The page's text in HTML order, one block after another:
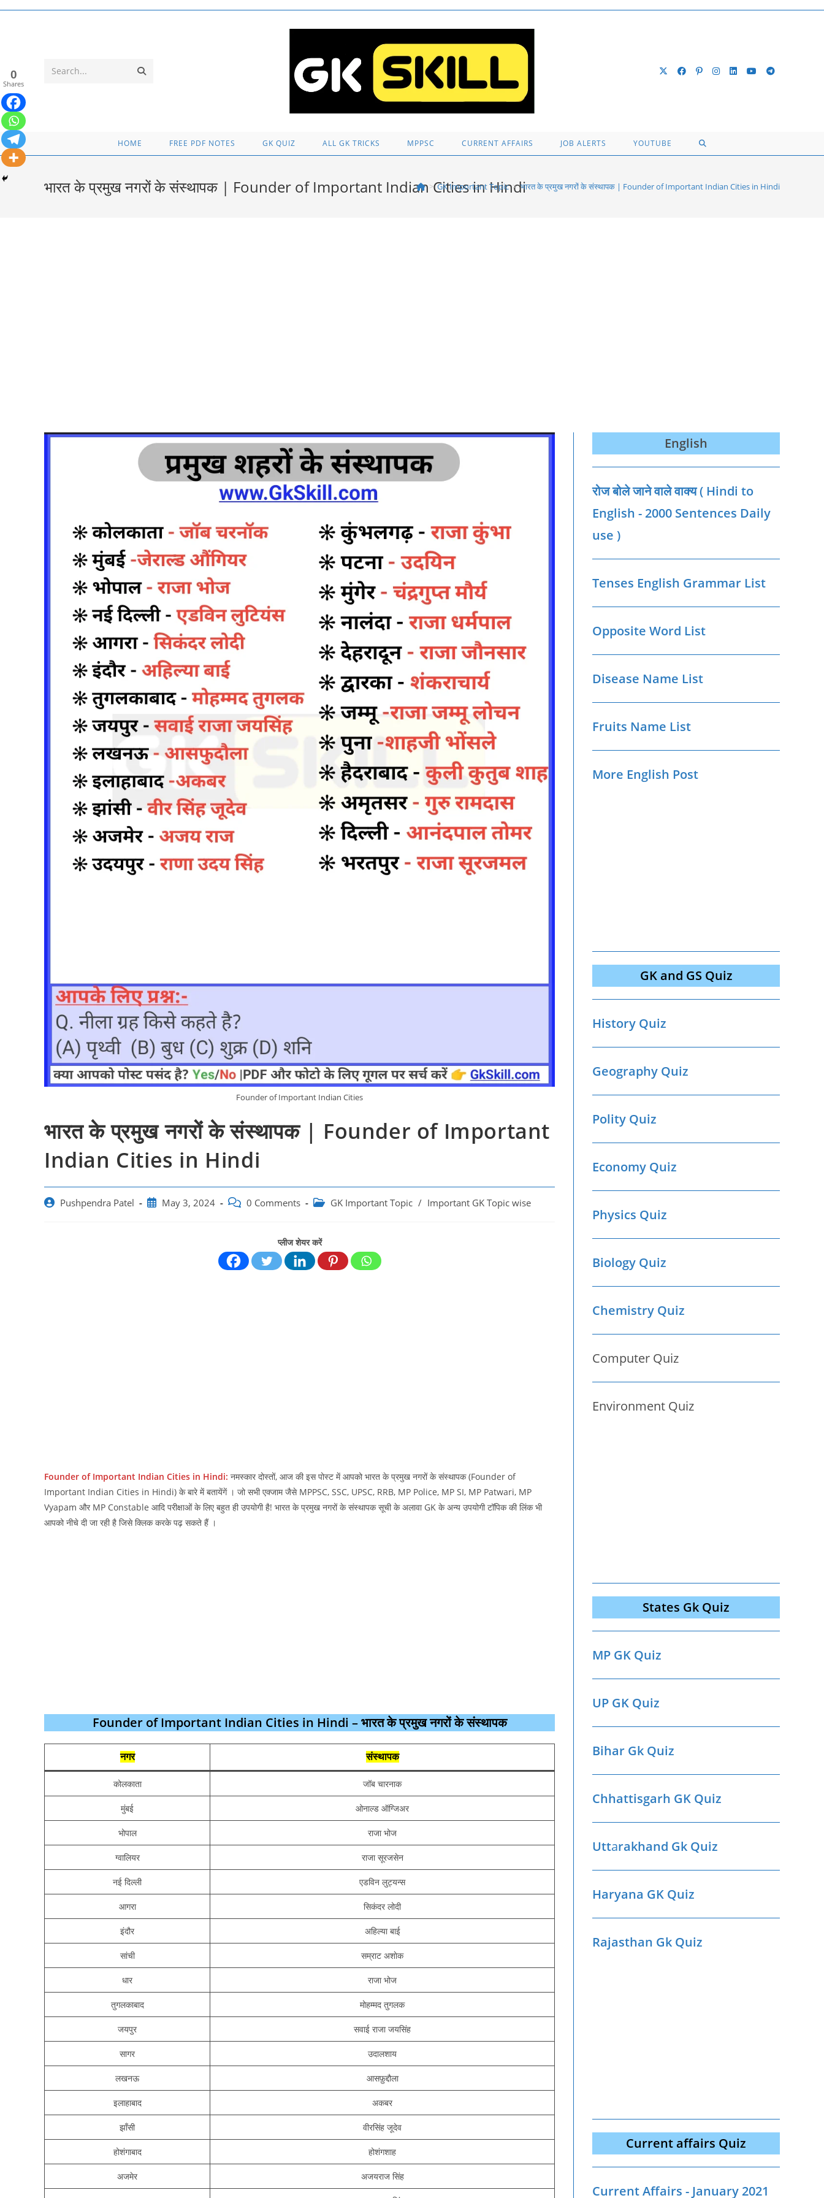
Skip
Search...
HOME FREE PDF NOTES GK QUIZ ALL GK TRICKS MPPSC CURRENT AFFAIRS JOB ALERTS YOUTUBE
TOGGLE
SEARCH
भारत के प्रमुख नगरों के संस्थापक | Founder of Important Indian Cities in Hindi
> GK Important Topic > भारत के प्रमुख नगरों के संस्थापक | Founder of Important Indian Cities in Hindi
Founder of Important Indian Cities
भारत के प्रमुख नगरों के संस्थापक | Founder of Important
Indian Cities in Hindi
Post Pushpendra Patel
PostMay 3, 2024
Post 0 Comments
Post GK Important Topic / Important GK Topic wise
प्लीज शेयर करें
Founder of Important Indian Cities in Hindi: नमस्‍कार दोस्‍तों, आज की इस पोस्‍ट में आपको भारत के प्रमुख नगरों के संस्थापक (Founder of
Important Indian Cities in Hindi) के बारे में बतायेंगें । जो सभी एक्‍जाम जैसे MPPSC, SSC, UPSC, RRB, MP Police, MP SI, MP Patwari, MP
Vyapam और MP Constable आदि परीक्षाओं के लिए बहुत ही उपयोगी है! भारत के प्रमुख नगरों के संस्थापक सूची के अलावा GK के अन्‍य उपयोगी टॉपिक की लिंक भी
आपको नीचे दी जा रही है जिसे क्लिक करके पढ़ सकते हैं ।
Founder of Important Indian Cities in Hindi – भारत के प्रमुख नगरों के संस्थापक
नगर संस्थापक
कोलकाता जॉब चारनाक
मुंबई ओनाल्ड ऑग्जिअर
भोपाल राजा भोज
ग्‍वालियर राजा सूरजसेन
नई दिल्ली एडविन लुट्यन्स
आगरा सिकंदर लोदी
इंदौर अहिल्या बाई
सांची सम्राट अशाेक
धार राजा भोज
तुगलकाबाद मोहम्मद तुगलक
जयपुर सवाई राजा जयसिंह
सागर उदालशाय
लखनऊ आसफ़ुद्दौला
इलाहाबाद अकबर
झाँसी वीरसिंह जूदेव
होशंगाबाद होशंगशाह
अजमेर अजयराज सिंह
0
Shares
English
रोज बोले जाने वाले वाक्‍य ( Hindi to
English - 2000 Sentences Daily
use )
Tenses English Grammar List
Opposite Word List
Disease Name List
Fruits Name List
More English Post
GK and GS Quiz
History Quiz
Geography Quiz
Polity Quiz
Economy Quiz
Physics Quiz
Biology Quiz
Chemistry Quiz
Computer Quiz
Environment Quiz
States Gk Quiz
MP GK Quiz
UP GK Quiz
Bihar Gk Quiz
Chhattisgarh GK Quiz
Uttarakhand Gk Quiz
Haryana GK Quiz
Rajasthan Gk Quiz
Current affairs Quiz
Current Affairs - January 2021